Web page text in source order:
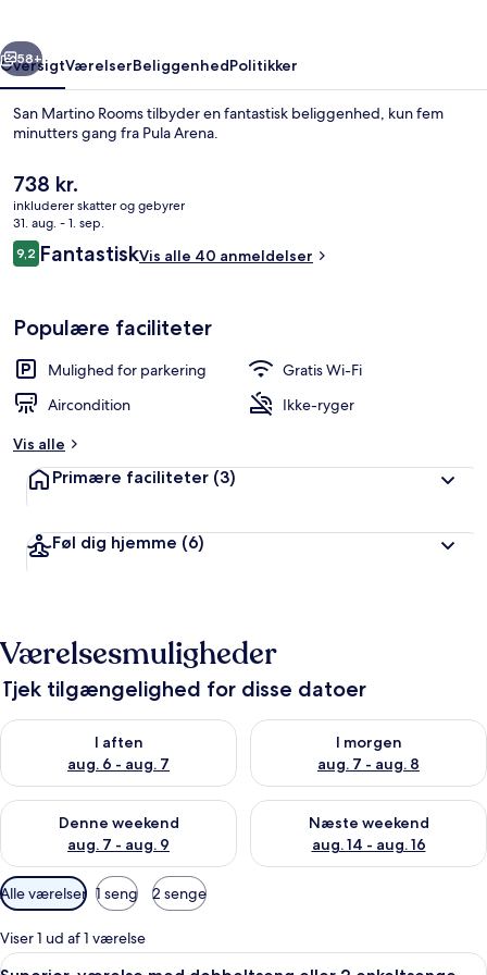
Næste
58+
OversigtVærelserBeliggenhedPolitikker
San Martino Rooms tilbyder en fantastisk beliggenhed, kun fem
minutters gang fra Pula Arena.
Den
nuværende
pris
er
738 kr.
738 kr.
inkluderer skatter og gebyrer
31. aug. - 1. sep.
Anmeldelser
9,29,2 ud af 10.
FantastiskVis alle 40 anmeldelser
Populære faciliteter
Mulighed for parkering
Gratis Wi-Fi
Aircondition
Ikke-ryger
Vis alle
Primære faciliteter (3)
Føl dig hjemme (6)
Værelsesmuligheder
Tjek tilgængelighed for disse datoer
I aften
aug. 6 - aug. 7
Tjek tilgængelighed for i aften aug. 6 - aug. 7
I morgen
aug. 7 - aug. 8
Tjek tilgængelighed for i
Denne weekend
aug. 7 - aug. 9
Tjek tilgængelighed for denne weekend aug. 7 - aug. 9
Næste weekend
aug. 14 - aug. 16
Tjek tilgængelighed for næste
Tilgængelige
filtre
for
værelser
Alle værelser 1 seng 2 senge
Viser 1 ud af 1 værelse
Indlæs
Et soveværelse med en stor seng, et